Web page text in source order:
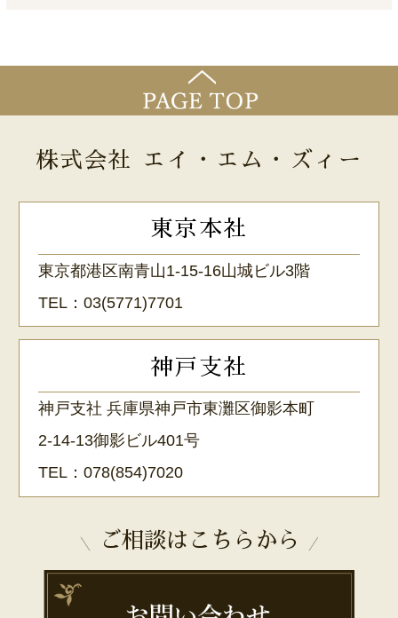
株式会社 エイ・エム・ズィー
東京本社
東京都港区南青山1-15-16山城ビル3階
TEL：03(5771)7701
神戸支社
神戸支社 兵庫県神戸市東灘区御影本町
2-14-13御影ビル401号
TEL：078(854)7020
ご相談はこちらから